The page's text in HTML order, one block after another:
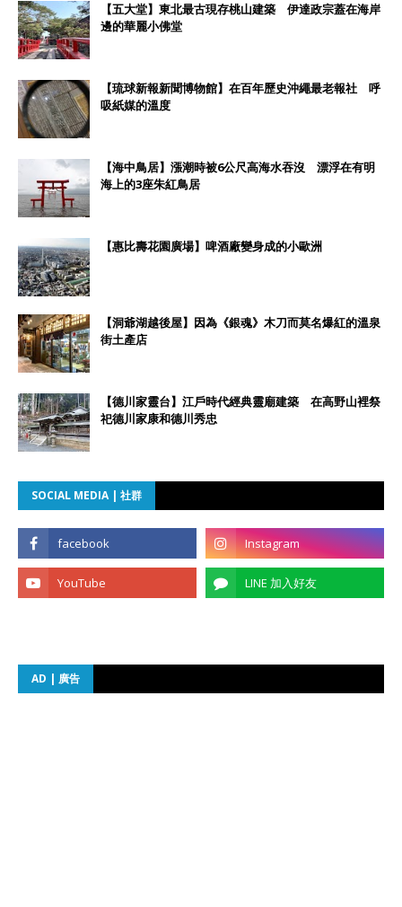
【五大堂】東北最古現存桃山建築 伊達政宗蓋在海岸
邊的華麗小佛堂
【琉球新報新聞博物館】在百年歷史沖繩最老報社 呼
吸紙媒的溫度
【海中鳥居】漲潮時被6公尺高海水吞沒 漂浮在有明
海上的3座朱紅鳥居
【惠比壽花園廣場】啤酒廠變身成的小歐洲
【洞爺湖越後屋】因為《銀魂》木刀而莫名爆紅的溫泉
街土產店
【德川家靈台】江戶時代經典靈廟建築 在高野山裡祭
祀德川家康和德川秀忠
SOCIAL MEDIA | 社群
AD | 廣告